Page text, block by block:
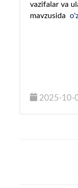
vazifalar va
mavzusida
2025-10-